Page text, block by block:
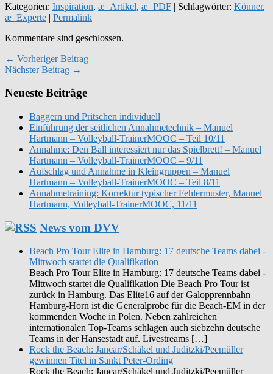
Kategorien: Inspiration, æ_Artikel, æ_PDF | Schlagwörter: Könner,
æ_Experte | Permalink
Kommentare sind geschlossen.
← Vorheriger Beitrag
Nächster Beitrag →
Neueste Beiträge
Baggern und Pritschen individuell
Einführung der seitlichen Annahmetechnik – Manuel
Hartmann – Volleyball-TrainerMOOC – Teil 10/11
Annahme: Den Ball interessiert nur das Spielbrett! – Manuel
Hartmann – Volleyball-TrainerMOOC – 9/11
Aufschlag und Annahme in Kleingruppen – Manuel
Hartmann – Volleyball-TrainerMOOC – Teil 8/11
Annahmetraining: Korrektur typischer Fehlermuster, Manuel
Hartmann, Volleyball-TrainerMOOC, 11/11
News vom DVV
Beach Pro Tour Elite in Hamburg: 17 deutsche Teams dabei -
Mittwoch startet die Qualifikation
Beach Pro Tour Elite in Hamburg: 17 deutsche Teams dabei -
Mittwoch startet die Qualifikation Die Beach Pro Tour ist
zurück in Hamburg. Das Elite16 auf der Galopprennbahn
Hamburg-Horn ist die Generalprobe für die Beach-EM in der
kommenden Woche in Polen. Neben zahlreichen
internationalen Top-Teams schlagen auch siebzehn deutsche
Teams in der Hansestadt auf. Livestreams […]
Rock the Beach: Jancar/Schäkel und Juditzki/Peemüller
gewinnen Titel in Sankt Peter-Ording
Rock the Beach: Jancar/Schäkel und Juditzki/Peemüller